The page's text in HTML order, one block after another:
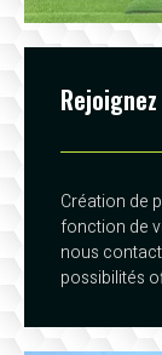
Création de
fonction de
nous
possibilités